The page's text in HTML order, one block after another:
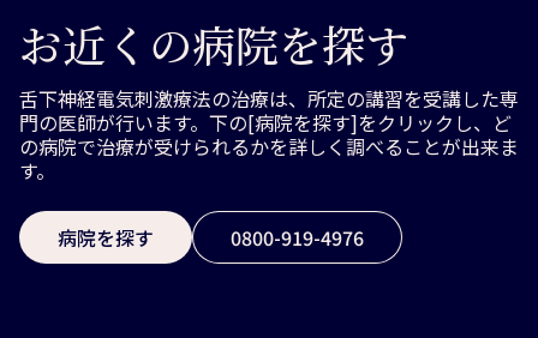
お近くの病院を探す
舌下神経電気刺激療法の治療は、所定の講習を受講した専
門の医師が行います。下の[病院を探す]をクリックし、ど
の病院で治療が受けられるかを詳しく調べることが出来ま
す。
病院を探す 0800-919-4976